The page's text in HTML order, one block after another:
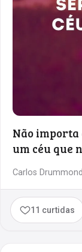
Não importa
um céu que
Carlos
11 curtidas